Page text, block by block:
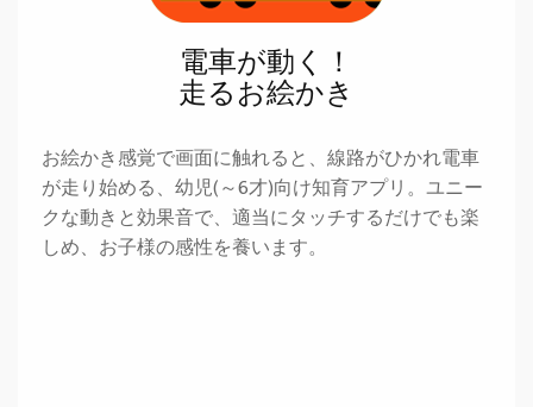
電車が動く！
走るお絵かき
お絵かき感覚で画面に触れると、線路がひかれ電車
が走り始める、幼児(～6才)向け知育アプリ。ユニー
クな動きと効果音で、適当にタッチするだけでも楽
しめ、お子様の感性を養います。